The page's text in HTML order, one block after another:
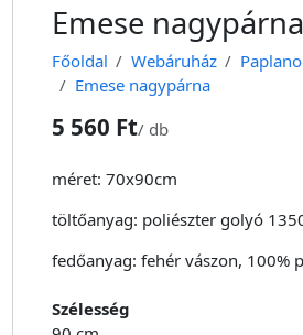
Emese nagypárna
Főoldal Webáruház
Emese nagypárna
5 560 Ft/ db
méret: 70x90cm
töltőanyag: poliészter golyó
fedőanyag: fehér vászon, 100%
Szélesség